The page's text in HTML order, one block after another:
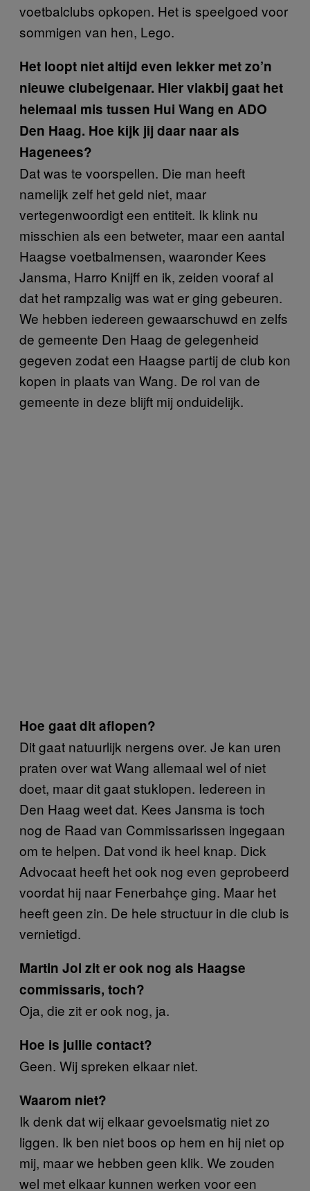
voetbalclubs opkopen. Het is speelgoed voor
sommigen van hen, Lego.
Het loopt niet altijd even lekker met zo’n
nieuwe clubeigenaar. Hier vlakbij gaat het
helemaal mis tussen Hui Wang en ADO
Den Haag. Hoe kijk jij daar naar als
Hagenees?
Dat was te voorspellen. Die man heeft
namelijk zelf het geld niet, maar
vertegenwoordigt een entiteit. Ik klink nu
misschien als een betweter, maar een aantal
Haagse voetbalmensen, waaronder Kees
Jansma, Harro Knijff en ik, zeiden vooraf al
dat het rampzalig was wat er ging gebeuren.
We hebben iedereen gewaarschuwd en zelfs
de gemeente Den Haag de gelegenheid
gegeven zodat een Haagse partij de club kon
kopen in plaats van Wang. De rol van de
gemeente in deze blijft mij onduidelijk.
Hoe gaat dit aflopen?
Dit gaat natuurlijk nergens over. Je kan uren
praten over wat Wang allemaal wel of niet
doet, maar dit gaat stuklopen. Iedereen in
Den Haag weet dat. Kees Jansma is toch
nog de Raad van Commissarissen ingegaan
om te helpen. Dat vond ik heel knap. Dick
Advocaat heeft het ook nog even geprobeerd
voordat hij naar Fenerbahçe ging. Maar het
heeft geen zin. De hele structuur in die club is
vernietigd.
Martin Jol zit er ook nog als Haagse
commissaris, toch?
Oja, die zit er ook nog, ja.
Hoe is jullie contact?
Geen. Wij spreken elkaar niet.
Waarom niet?
Ik denk dat wij elkaar gevoelsmatig niet zo
liggen. Ik ben niet boos op hem en hij niet op
mij, maar we hebben geen klik. We zouden
wel met elkaar kunnen werken voor een